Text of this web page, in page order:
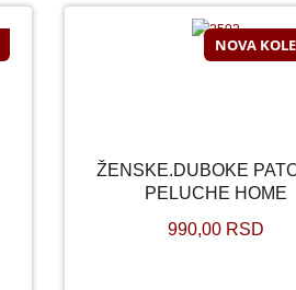
NOVA
ŽENSKE.DUBOKE
PELUCHE HOME
990,00 RSD
ŽENSKE.DUBOKE